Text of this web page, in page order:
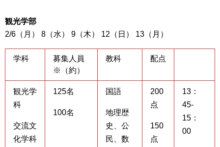
観光学部
2/6（月） 8（水） 9（木） 12（日） 13（月）
学科
募集人員
※（約）
教科 配点
観光学
科
交流文
化学科
125名
100名
国語
地理歴
史、公
民、数
200
点
150
点
13：
45-
15：
00